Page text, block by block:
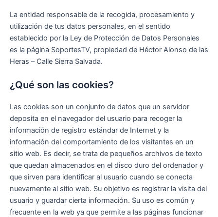
La entidad responsable de la recogida, procesamiento y
utilización de tus datos personales, en el sentido
establecido por la Ley de Protección de Datos Personales
es la página SoportesTV, propiedad de Héctor Alonso de las
Heras – Calle Sierra Salvada.
¿Qué son las cookies?
Las cookies son un conjunto de datos que un servidor
deposita en el navegador del usuario para recoger la
información de registro estándar de Internet y la
información del comportamiento de los visitantes en un
sitio web. Es decir, se trata de pequeños archivos de texto
que quedan almacenados en el disco duro del ordenador y
que sirven para identificar al usuario cuando se conecta
nuevamente al sitio web. Su objetivo es registrar la visita del
usuario y guardar cierta información. Su uso es común y
frecuente en la web ya que permite a las páginas funcionar